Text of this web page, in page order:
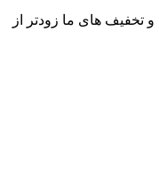
و تخفیف های ما زودتر از